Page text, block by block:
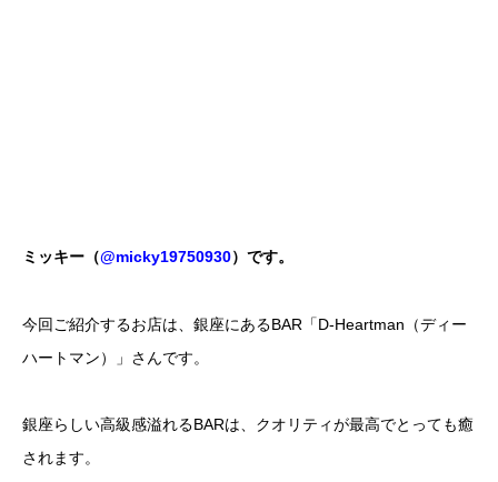
ミッキー（@micky19750930）です。
今回ご紹介するお店は、銀座にあるBAR「D-Heartman（ディー
ハートマン）」さんです。
銀座らしい高級感溢れるBARは、クオリティが最高でとっても癒
されます。